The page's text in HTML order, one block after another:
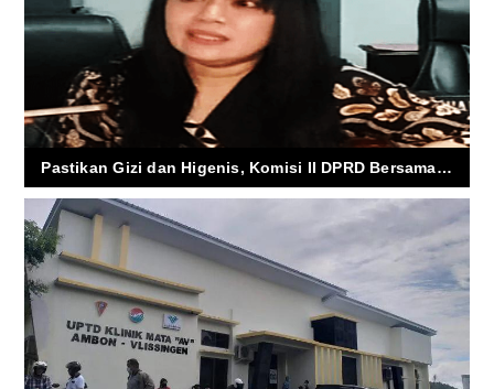
Pastikan Gizi dan Higenis, Komisi II DPRD Bersama Dinas Pendidikan Kota Ambon Pantau Program MBG